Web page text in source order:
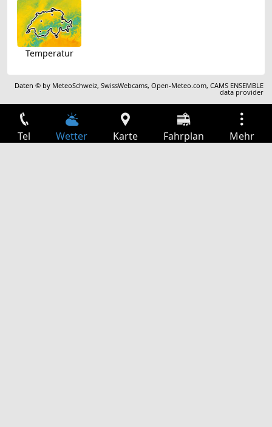
Temperatur
Daten © by MeteoSchweiz,SwissWebcams,Open-Meteo.com,CAMS ENSEMBLE
data provider
Tel Wetter Karte Fahrplan Mehr